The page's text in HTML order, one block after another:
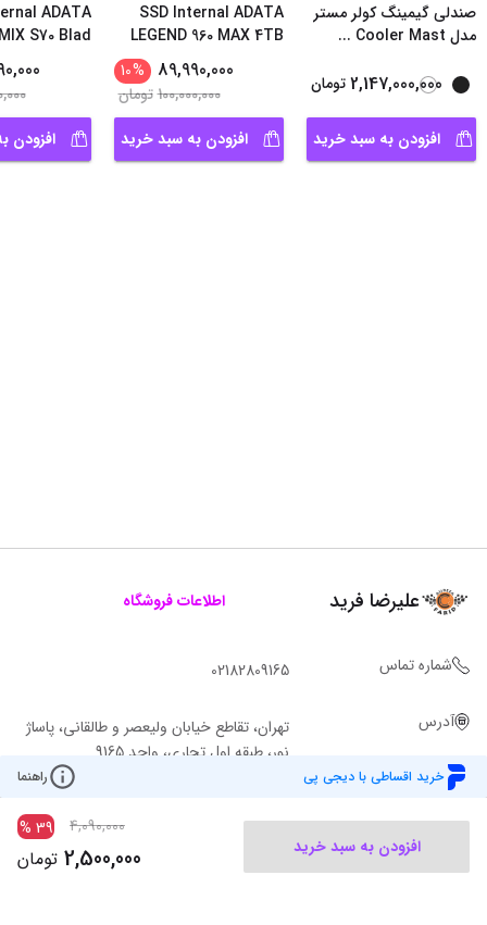
صندلی گیمینگ کولر مستر
مدل Cooler Mast
...
2,147,000,000 تومان
افزودن به سبد خرید
SSD Internal ADATA
LEGEND 960 MAX 4TB
89,990,000
%
10
100,000,000تومان
افزودن به سبد خرید
ADATA
S70 Blad
افزودن
خرید اقساطی با دیجی پی راهنما
افزودن به سبد خرید
4,090,000
39
%
2,500,000 تومان
علیرضا فرید اطلاعات فروشگاه
شماره تماس 02182809165
آدرس
تهران، تقاطع خیابان ولیعصر و طالقانی، پاساژ
نور، طبقه اول تجاری، واحد 9165